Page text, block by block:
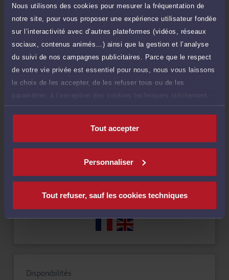
Nous utilisons des cookies pour mesurer la fréquentation de
notre site, pour vous proposer une expérience utilisateur fondée
sur l’interactivité avec d’autres plateformes (vidéos, réseaux
sociaux, contenus animés…) ainsi que la gestion et l’analyse
du suivi de nos campagnes publicitaires. Parce que le respect
de votre vie privée est essentiel pour nous, nous vous laissons
le choix de les accepter, de les refuser tous ou de les
paramétrer, à l’exception des cookies techniques strictement
nécessaires au fonctionnement du site.
Tout accepter
Personnaliser
Tout refuser, sauf les cookies techniques
de 1.000 caractères)
Poser une question
Compétences
Droit du numérique et des communications
Droit de la propriété intellectuelle
Disponibilités